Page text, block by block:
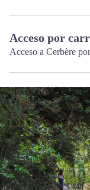
Acceso por
Acceso a Cerbère